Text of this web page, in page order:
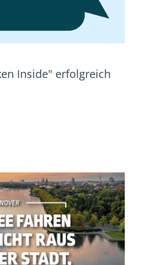
Inside" erfolgreich